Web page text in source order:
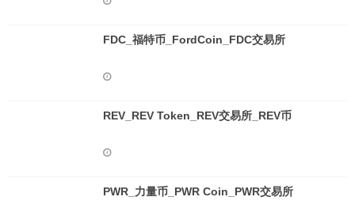
FDC_福特币_FordCoin_FDC交易所
REV_REV Token_REV交易所_REV币
PWR_力量币_PWR Coin_PWR交易所